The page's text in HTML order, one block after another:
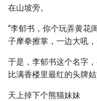
在山坡旁。
“李郁书，你个玩弄黄花
子摩拳擦掌，一边大吼，
于是，李郁书这个名字
比满香楼里最红的头牌姑
天上掉下个熊猫妹妹